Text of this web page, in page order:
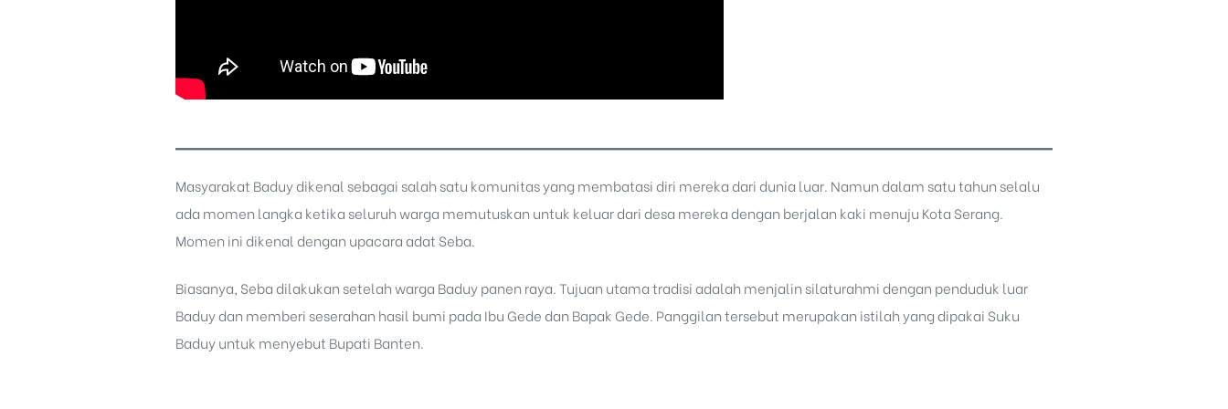
Masyarakat Baduy dikenal sebagai salah satu komunitas yang membatasi diri mereka dari dunia luar. Namun dalam satu tahun selalu
ada momen langka ketika seluruh warga memutuskan untuk keluar dari desa mereka dengan berjalan kaki menuju Kota Serang.
Momen ini dikenal dengan upacara adat Seba.
Biasanya, Seba dilakukan setelah warga Baduy panen raya. Tujuan utama tradisi adalah menjalin silaturahmi dengan penduduk luar
Baduy dan memberi seserahan hasil bumi pada Ibu Gede dan Bapak Gede. Panggilan tersebut merupakan istilah yang dipakai Suku
Baduyuntuk menyebut Bupati Banten.